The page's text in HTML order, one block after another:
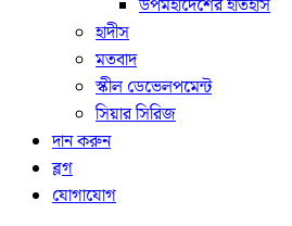
উপমহাদেশের ইতিহাস
হাদীস
মতবাদ
স্কীল ডেভেলপমেন্ট
সিয়ার সিরিজ
দান করুন
ব্লগ
যোগাযোগ